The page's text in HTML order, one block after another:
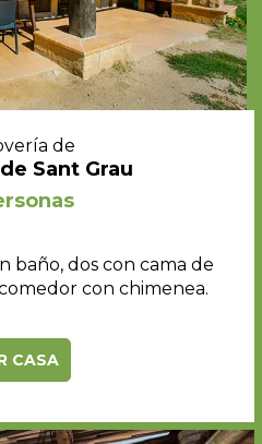
de
Sant Grau
baño, dos con cama de
con chimenea.
CASA